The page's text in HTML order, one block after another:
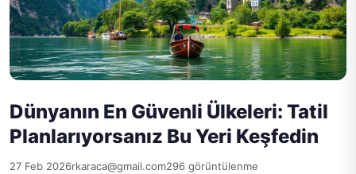
Dünyanın En Güvenli Ülkeleri: Tatil
Planlarıyorsanız Bu Yeri Keşfedin
27 Feb 2026rkaraca@gmail.com296 görüntülenme